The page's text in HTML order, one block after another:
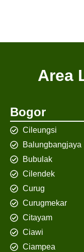
Area
Bogor
Cileungsi
Balungbangjaya
Bubulak
Cilendek
Curug
Curugmekar
Citayam
Ciawi
Ciampea